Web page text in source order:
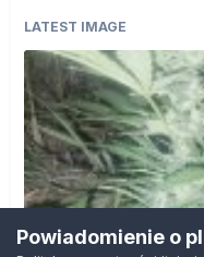
LATEST IMAGE
Powiadomienie o